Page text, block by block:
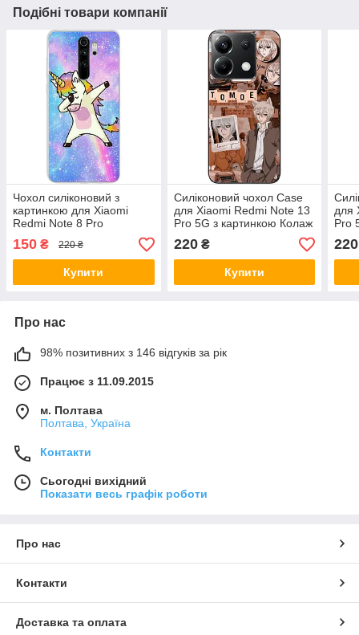
Подібні товари компанії
Чохол силіконовий з
картинкою для Xiaomi
Redmi Note 8 Pro
Єдиноріжок на стилі
150 ₴ 220 ₴
Купити
Силіконовий чохол Case
для Xiaomi Redmi Note 13
Pro 5G з картинкою Колаж
Томое
220₴
Купити
для
Pro
220
Про нас
98% позитивних з 146 відгуків за рік
Працює з 11.09.2015
м. Полтава
Полтава, Україна
Контакти
Сьогодні вихідний
Показати весь графік роботи
Про нас
Контакти
Доставка та оплата